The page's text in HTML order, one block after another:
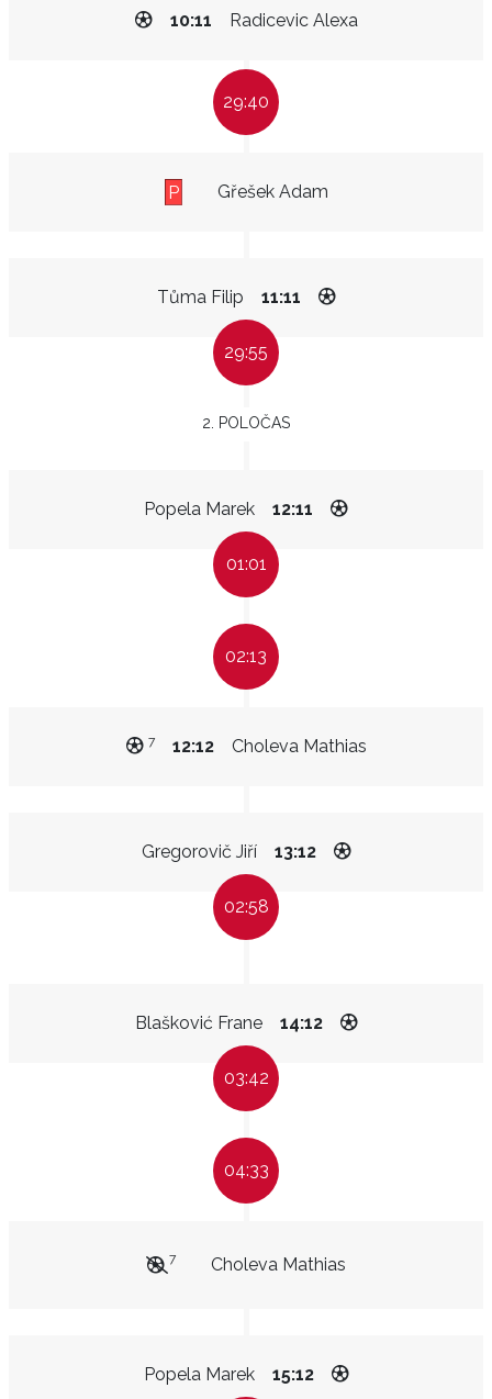
Radicevic Alexa
10:11
29:40
Gřešek Adam
P
Tůma Filip 11:11
29:55
2. POLOČAS
Popela Marek 12:11
01:01
02:13
Choleva Mathias
12:12
7
Gregorovič Jiří 13:12
02:58
Blašković Frane 14:12
03:42
04:33
Choleva Mathias
7
Popela Marek 15:12